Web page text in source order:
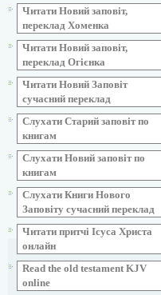
Читати Новий заповіт,
переклад Хоменка
Читати Новий заповіт,
переклад Огієнка
Читати Новий Заповіт
сучасний переклад
Слухати Старий заповіт по
книгам
Слухати Новий заповіт по
книгам
Слухати Книги Нового
Заповіту сучасний переклад
Читати притчі Ісуса Христа
онлайн
Read the old testament KJV
online